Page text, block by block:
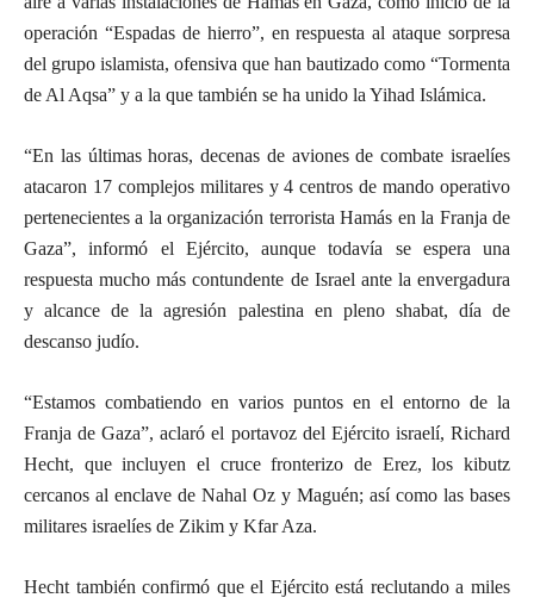
operación “Espadas de hierro”, en respuesta al ataque sorpresa
del grupo islamista, ofensiva que han bautizado como “Tormenta
de Al Aqsa” y a la que también se ha unido la Yihad Islámica.
“En las últimas horas, decenas de aviones de combate israelíes
atacaron 17 complejos militares y 4 centros de mando operativo
pertenecientes a la organización terrorista Hamás en la Franja de
Gaza”, informó el Ejército, aunque todavía se espera una
respuesta mucho más contundente de Israel ante la envergadura
y alcance de la agresión palestina en pleno shabat, día de
descanso judío.
“Estamos combatiendo en varios puntos en el entorno de la
Franja de Gaza”, aclaró el portavoz del Ejército israelí, Richard
Hecht, que incluyen el cruce fronterizo de Erez, los kibutz
cercanos al enclave de Nahal Oz y Maguén; así como las bases
militares israelíes de Zikim y Kfar Aza.
Hecht también confirmó que el Ejército está reclutando a miles